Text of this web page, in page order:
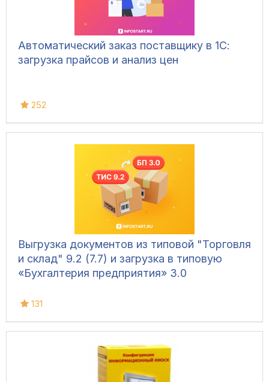
Автоматический заказ поставщику в 1С:
загрузка прайсов и анализ цен
252
Выгрузка документов из типовой "Торговля
и склад" 9.2 (7.7) и загрузка в типовую
«Бухгалтерия предприятия» 3.0
131